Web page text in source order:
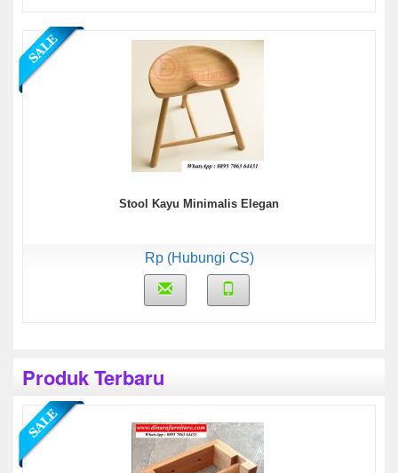
Stool Kayu Minimalis Elegan
Rp (Hubungi CS)
Produk Terbaru